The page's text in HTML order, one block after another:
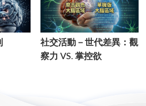
社交活動－世代差異：觀
察力 VS. 掌控欲